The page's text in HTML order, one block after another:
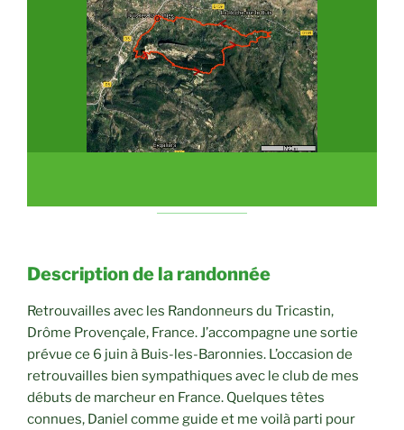
Description de la randonnée
Retrouvailles avec les Randonneurs du Tricastin,
Drôme Provençale, France. J’accompagne une sortie
prévue ce 6 juin à Buis-les-Baronnies. L’occasion de
retrouvailles bien sympathiques avec le club de mes
débuts de marcheur en France. Quelques têtes
connues, Daniel comme guide et me voilà parti pour